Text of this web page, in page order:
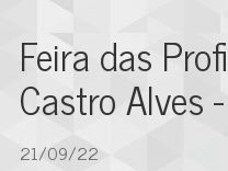
Feira das
Castro Alves
21/09/22